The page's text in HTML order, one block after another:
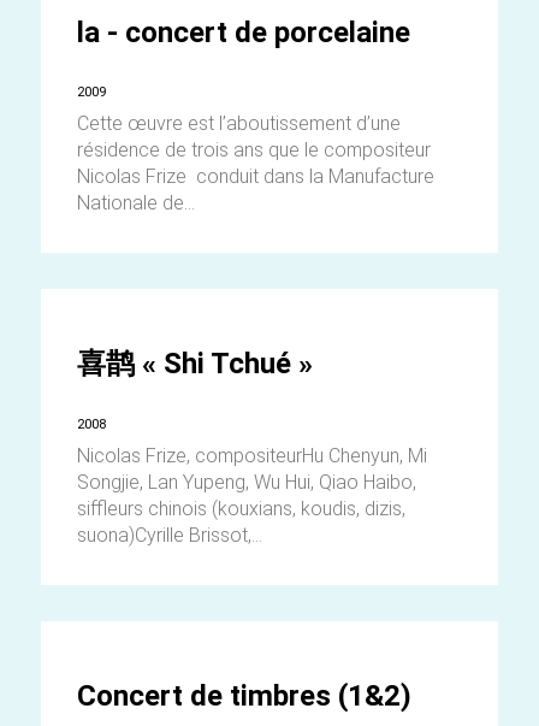
la - concert de porcelaine
2009
Cette œuvre est l’aboutissement d’une
résidence de trois ans que le compositeur
Nicolas Frize conduit dans la Manufacture
Nationale de...
喜鹊 « Shi Tchué »
2008
Nicolas Frize, compositeurHu Chenyun, Mi
Songjie, Lan Yupeng, Wu Hui, Qiao Haibo,
siffleurs chinois (kouxians, koudis, dizis,
suona)Cyrille Brissot,...
Concert de timbres (1&2)